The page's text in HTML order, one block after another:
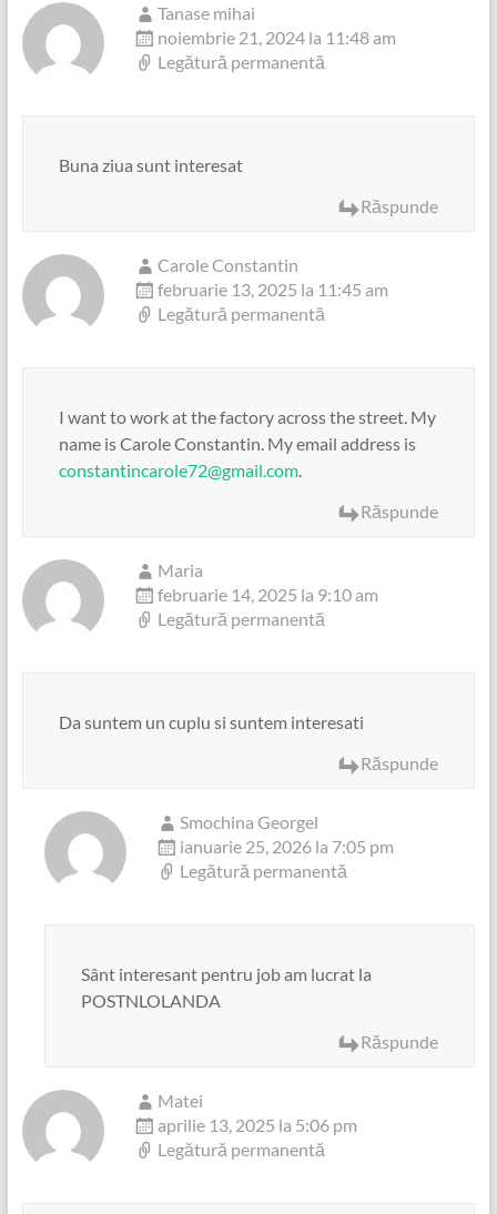
Tanase mihai
noiembrie 21, 2024 la 11:48 am
Legătură permanentă
Buna ziua sunt interesat
Răspunde
Carole Constantin
februarie 13, 2025 la 11:45 am
Legătură permanentă
I want to work at the factory across the street. My
name is Carole Constantin. My email address is
constantincarole72@gmail.com.
Răspunde
Maria
februarie 14, 2025 la 9:10 am
Legătură permanentă
Da suntem un cuplu si suntem interesati
Răspunde
Smochina Georgel
ianuarie 25, 2026 la 7:05 pm
Legătură permanentă
Sânt interesant pentru job am lucrat la
POSTNLOLANDA
Răspunde
Matei
aprilie 13, 2025 la 5:06 pm
Legătură permanentă